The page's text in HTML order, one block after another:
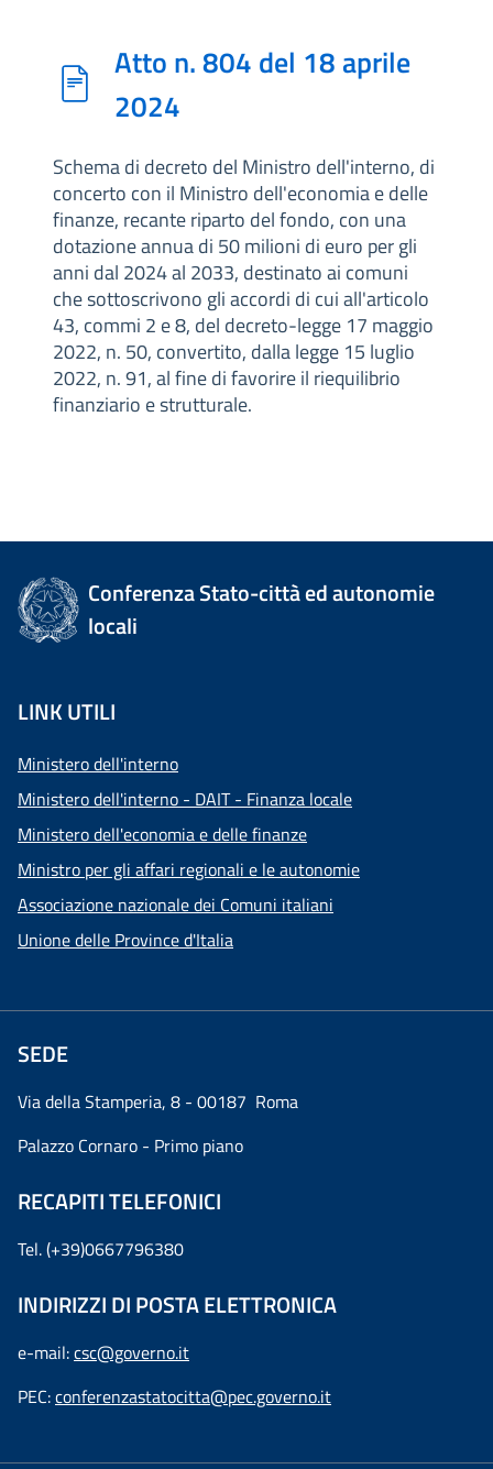
Atto n. 804 del 18 aprile
2024
Schema di decreto del Ministro dell'interno, di
concerto con il Ministro dell'economia e delle
finanze, recante riparto del fondo, con una
dotazione annua di 50 milioni di euro per gli
anni dal 2024 al 2033, destinato ai comuni
che sottoscrivono gli accordi di cui all'articolo
43, commi 2 e 8, del decreto-legge 17 maggio
2022, n. 50, convertito, dalla legge 15 luglio
2022, n. 91, al fine di favorire il riequilibrio
finanziario e strutturale.
Conferenza Stato-città ed autonomie
locali
LINK UTILI
Ministero dell'interno
Ministero dell'interno - DAIT - Finanza locale
Ministero dell'economia e delle finanze
Ministro per gli affari regionali e le autonomie
Associazione nazionale dei Comuni italiani
Unione delle Province d'Italia
SEDE
Via della Stamperia, 8 - 00187 Roma
Palazzo Cornaro - Primo piano
RECAPITI TELEFONICI
Tel. (+39)0667796380
INDIRIZZI DI POSTA ELETTRONICA
e-mail:csc@governo.it
PEC:conferenzastatocitta@pec.governo.it